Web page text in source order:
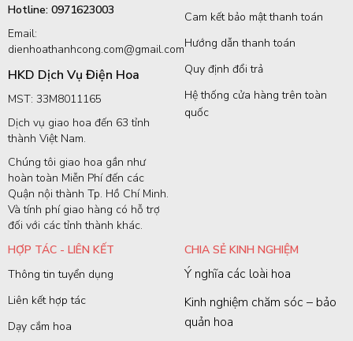
Hotline: 0971623003
Email:
dienhoathanhcong.com@gmail.com
HKD Dịch Vụ Điện Hoa
MST: 33M8011165
Dịch vụ giao hoa đến 63 tỉnh
thành Việt Nam.
Chúng tôi giao hoa gần như
hoàn toàn Miễn Phí đến các
Quận nội thành Tp. Hồ Chí Minh.
Và tính phí giao hàng có hỗ trợ
đối với các tỉnh thành khác.
Cam kết bảo mật thanh toán
Hướng dẫn thanh toán
Quy định đổi trả
Hệ thống cửa hàng trên toàn
quốc
HỢP TÁC - LIÊN KẾT
Thông tin tuyển dụng
Liên kết hợp tác
Dạy cắm hoa
CHIA SẺ KINH NGHIỆM
Ý nghĩa các loài hoa
Kinh nghiệm chăm sóc – bảo
quản hoa